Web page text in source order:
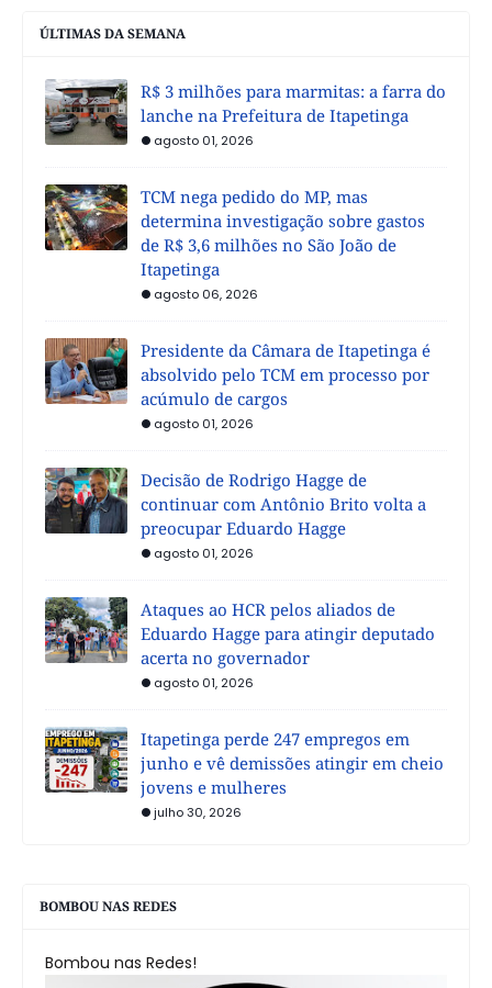
ÚLTIMAS DA SEMANA
R$ 3 milhões para marmitas: a farra do
lanche na Prefeitura de Itapetinga
agosto 01, 2026
TCM nega pedido do MP, mas
determina investigação sobre gastos
de R$ 3,6 milhões no São João de
Itapetinga
agosto 06, 2026
Presidente da Câmara de Itapetinga é
absolvido pelo TCM em processo por
acúmulo de cargos
agosto 01, 2026
Decisão de Rodrigo Hagge de
continuar com Antônio Brito volta a
preocupar Eduardo Hagge
agosto 01, 2026
Ataques ao HCR pelos aliados de
Eduardo Hagge para atingir deputado
acerta no governador
agosto 01, 2026
Itapetinga perde 247 empregos em
junho e vê demissões atingir em cheio
jovens e mulheres
julho 30, 2026
BOMBOU NAS REDES
Bombou nas Redes!